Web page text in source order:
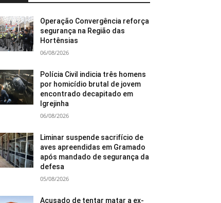
Operação Convergência reforça
segurança na Região das
Hortênsias
06/08/2026
Polícia Civil indicia três homens
por homicídio brutal de jovem
encontrado decapitado em
Igrejinha
06/08/2026
Liminar suspende sacrifício de
aves apreendidas em Gramado
após mandado de segurança da
defesa
05/08/2026
Acusado de tentar matar a ex-